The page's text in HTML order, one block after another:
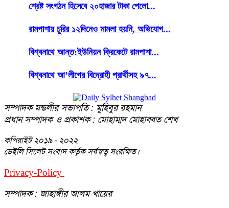
শ্রেষ্ট সংগঠন হিসেবে ২০হাজার টাকা পেলো...
রামপাশায় চুরির ১২দিনেও মামলা হয়নি, অভিযোগ...
বিশ্বনাথে আন্ত:ইউনিয়ন ক্রিকেটে রামপাশা...
বিশ্বনাথে আ’লীগের বিদ্রোহী প্রার্থীসহ ৯৭...
সম্পাদক মন্ডলীর সভাপতি : মুহিবুর রহমান
প্রধান সম্পাদক ও প্রকাশক : মোহাম্মদ মোহাব্বত শেখ
কপিরাইট২০১৯ - ২০২২
ডেইলি সিলেট সংবাদ কর্তৃক সর্বস্বত্ব সংরক্ষিত।
Privacy-Policy
সম্পাদক : জাহাঙ্গীর আলম খায়ের